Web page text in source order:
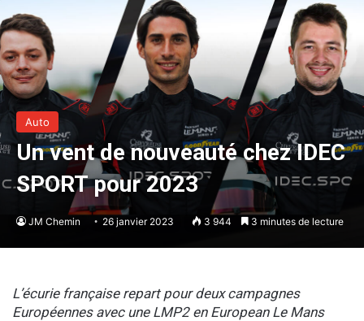
Auto
Un vent de nouveauté chez IDEC
SPORT pour 2023
JM Chemin 26 janvier 2023 3 944 3 minutes de lecture
L’écurie française repart pour deux campagnes
Européennes avec une LMP2 en European Le Mans